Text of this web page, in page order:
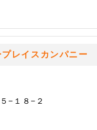
プレイスカンパニ
−１８−２